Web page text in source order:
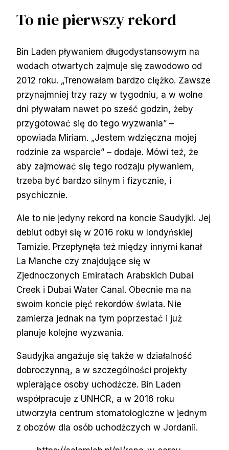
To nie pierwszy rekord
Bin Laden pływaniem długodystansowym na
wodach otwartych zajmuje się zawodowo od
2012 roku. „Trenowałam bardzo ciężko. Zawsze
przynajmniej trzy razy w tygodniu, a w wolne
dni pływałam nawet po sześć godzin, żeby
przygotować się do tego wyzwania” –
opowiada Miriam. „Jestem wdzięczna mojej
rodzinie za wsparcie” – dodaje. Mówi też, że
aby zajmować się tego rodzaju pływaniem,
trzeba być bardzo silnym i fizycznie, i
psychicznie.
Ale to nie jedyny rekord na koncie Saudyjki. Jej
debiut odbył się w 2016 roku w londyńskiej
Tamizie. Przepłynęła też między innymi kanał
La Manche czy znajdujące się w
Zjednoczonych Emiratach Arabskich Dubai
Creek i Dubai Water Canal. Obecnie ma na
swoim koncie pięć rekordów świata. Nie
zamierza jednak na tym poprzestać i już
planuje kolejne wyzwania.
Saudyjka angażuje się także w działalność
dobroczynną, a w szczególności projekty
wpierające osoby uchodźcze. Bin Laden
współpracuje z UNHCR, a w 2016 roku
utworzyła centrum stomatologiczne w jednym
z obozów dla osób uchodźczych w Jordanii.